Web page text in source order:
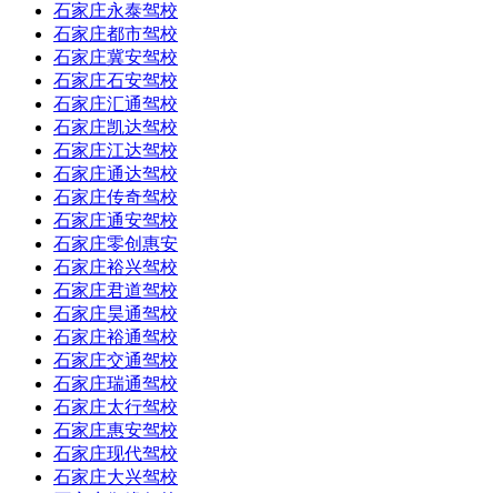
石家庄永泰驾校
石家庄都市驾校
石家庄冀安驾校
石家庄石安驾校
石家庄汇通驾校
石家庄凯达驾校
石家庄江达驾校
石家庄通达驾校
石家庄传奇驾校
石家庄通安驾校
石家庄零创惠安
石家庄裕兴驾校
石家庄君道驾校
石家庄昊通驾校
石家庄裕通驾校
石家庄交通驾校
石家庄瑞通驾校
石家庄太行驾校
石家庄惠安驾校
石家庄现代驾校
石家庄大兴驾校